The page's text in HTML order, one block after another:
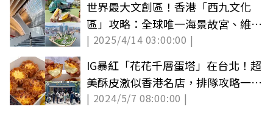
世界最大文創區！香港「西九文化
區」攻略：全球唯一海景故宮、維港
最大螢幕
| 2025/4/14 03:00:00 |
IG暴紅「花花千層蛋塔」在台北！超
美酥皮激似香港名店，排隊攻略一次
看
| 2024/5/7 08:00:00 |